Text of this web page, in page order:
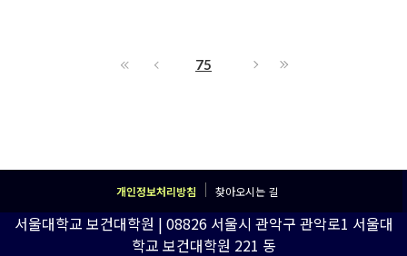
75
개인정보처리방침 찾아오시는 길
서울대학교 보건대학원 | 08826 서울시 관악구 관악로1 서울대
학교 보건대학원 221 동